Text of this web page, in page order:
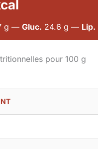
g — Gluc. 24.6 g — Lip.
pour 100 g